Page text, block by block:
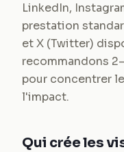
LinkedIn,
prestation
et X (Twitter)
recommandons
pour concentrer
l'impact.
Qui crée les